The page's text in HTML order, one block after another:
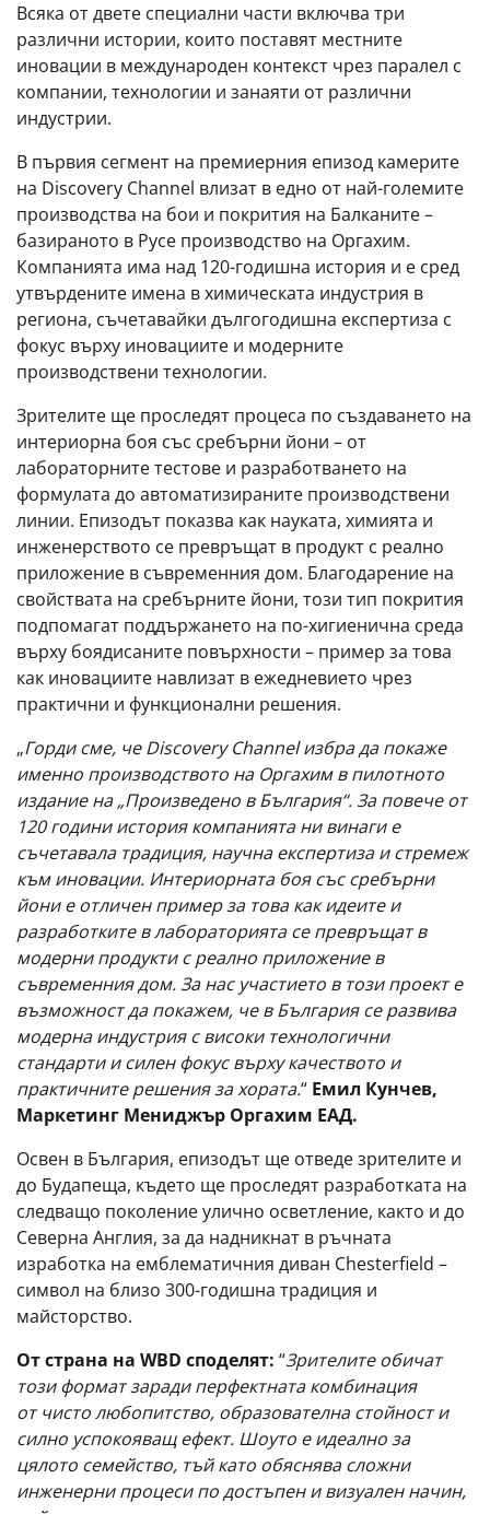
Всяка от двете специални части включва три
различни истории, които поставят местните
иновации в международен контекст чрез паралел с
компании, технологии и занаяти от различни
индустрии.
В първия сегмент на премиерния епизод камерите
на Discovery Channel влизат в едно от най-големите
производства на бои и покрития на Балканите –
базираното в Русе производство на Оргахим.
Компанията има над 120-годишна история и е сред
утвърдените имена в химическата индустрия в
региона, съчетавайки дългогодишна експертиза с
фокус върху иновациите и модерните
производствени технологии.
Зрителите ще проследят процесa по създаването на
интериорна боя със сребърни йони – от
лабораторните тестове и разработването на
формулата до автоматизираните производствени
линии. Епизодът показва как науката, химията и
инженерството се превръщат в продукт с реално
приложение в съвременния дом. Благодарение на
свойствата на сребърните йони, този тип покрития
подпомагат поддържането на по-хигиенична среда
върху боядисаните повърхности – пример за това
как иновациите навлизат в ежедневието чрез
практични и функционални решения.
„Горди сме, че Discovery Channel избра да покаже
именно производството на Оргахим в пилотното
издание на „Произведено в България“. За повече от
120 години история компанията ни винаги е
съчетавала традиция, научна експертиза и стремеж
към иновации. Интериорната боя със сребърни
йони е отличен пример за това как идеите и
разработките в лабораторията се превръщат в
модерни продукти с реално приложение в
съвременния дом. За нас участието в този проект е
възможност да покажем, че в България се развива
модерна индустрия с високи технологични
стандарти и силен фокус върху качеството и
практичните решения за хората.“ Eмил Кунчев,
Маркетинг Мениджър Оргахим ЕАД.
Освен в България, епизодът ще отведе зрителите и
до Будапеща, където ще проследят разработката на
следващо поколение улично осветление, както и до
Северна Англия, за да надникнат в ръчната
изработка на емблематичния диван Chesterfield –
символ на близо 300-годишна традиция и
майсторство.
От страна на WBD споделят: “Зрителите обичат
този формат заради перфектната комбинация
от чисто любопитство, образователна стойност и
силно успокояващ ефект. Шоуто е идеално за
цялото семейство, тъй като обяснява сложни
инженерни процеси по достъпен и визуален начин,